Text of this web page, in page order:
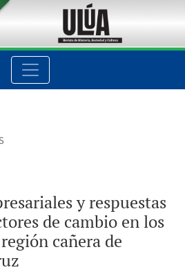
y respuestas campesinas:
y respuestas
de cambio en los
cañera de